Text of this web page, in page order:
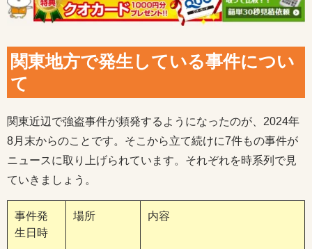
関東地方で発生している事件につい
て
関東近辺で強盗事件が頻発するようになったのが、2024年
8月末からのことです。そこから立て続けに7件もの事件が
ニュースに取り上げられています。それぞれを時系列で見
ていきましょう。
事件発
生日時
場所 内容